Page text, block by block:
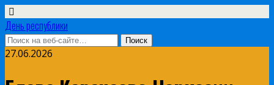
День республики
27.06.2026